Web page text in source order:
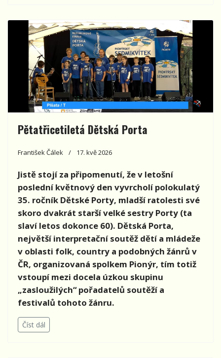
Pětatřicetiletá Dětská Porta
František Čálek 17. kvě 2026
Jistě stojí za připomenutí, že v letošní
poslední květnový den vyvrcholí polokulatý
35. ročník Dětské Porty, mladší ratolesti své
skoro dvakrát starší velké sestry Porty (ta
slaví letos dokonce 60). Dětská Porta,
největší interpretační soutěž dětí a mládeže
v oblasti folk, country a podobných žánrů v
ČR, organizovaná spolkem Pionýr, tím totiž
vstoupí mezi docela úzkou skupinu
„zasloužilých“ pořadatelů soutěží a
festivalů tohoto žánru.
Číst dál